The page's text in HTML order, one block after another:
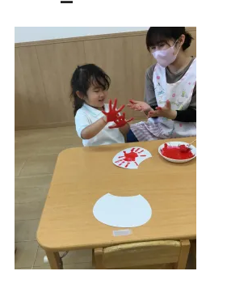
課外活動
各園の紹介
草深こじか保育園
（幼保連携型認定こども
草深こじか第二保